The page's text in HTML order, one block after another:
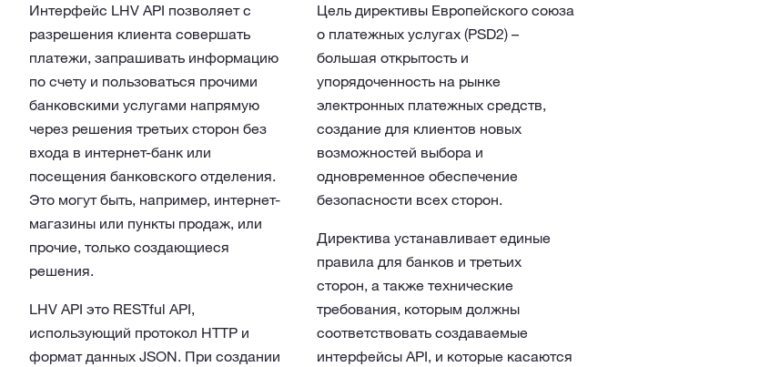
Интерфейс LHV API позволяет с
разрешения клиента совершать
платежи, запрашивать информацию
по счету и пользоваться прочими
банковскими услугами напрямую
через решения третьих сторон без
входа в интернет-банк или
посещения банковского отделения.
Это могут быть, например, интернет-
магазины или пункты продаж, или
прочие, только создающиеся
решения.
LHV API это RESTful API,
использующий протокол HTTP и
формат данных JSON. При создании
Цель директивы Европейского союза
о платежных услугах (PSD2) –
большая открытость и
упорядоченность на рынке
электронных платежных средств,
создание для клиентов новых
возможностей выбора и
одновременное обеспечение
безопасности всех сторон.
Директива устанавливает единые
правила для банков и третьих
сторон, а также технические
требования, которым должны
соответствовать создаваемые
интерфейсы API, и которые касаются